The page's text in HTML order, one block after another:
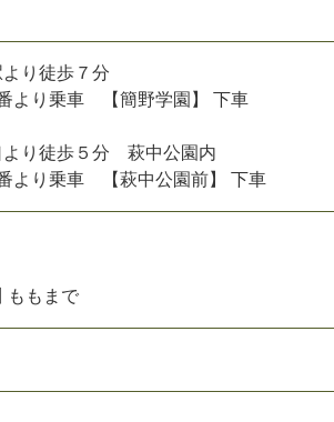
り徒歩７分
り乗車 【簡野学園】 下車
より徒歩５分 萩中公園内
り乗車 【萩中公園前】 下車
ももまで